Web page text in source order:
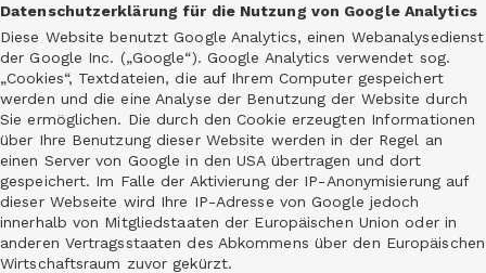
Datenschutzerklärung für die Nutzung von Google Analytics
Diese Website benutzt Google Analytics, einen Webanalysedienst
der Google Inc. („Google“). Google Analytics verwendet sog.
„Cookies“, Textdateien, die auf Ihrem Computer gespeichert
werden und die eine Analyse der Benutzung der Website durch
Sie ermöglichen. Die durch den Cookie erzeugten Informationen
über Ihre Benutzung dieser Website werden in der Regel an
einen Server von Google in den USA übertragen und dort
gespeichert. Im Falle der Aktivierung der IP-Anonymisierung auf
dieser Webseite wird Ihre IP-Adresse von Google jedoch
innerhalb von Mitgliedstaaten der Europäischen Union oder in
anderen Vertragsstaaten des Abkommens über den Europäischen
Wirtschaftsraum zuvor gekürzt.